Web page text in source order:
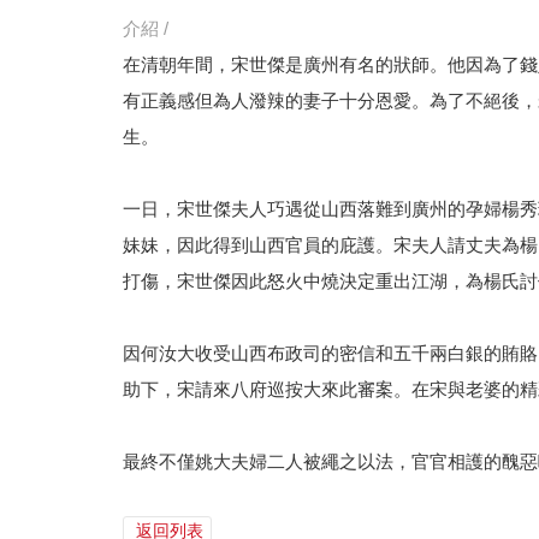
介紹 /
在清朝年間，宋世傑是廣州有名的狀師。他因為了
有正義感但為人潑辣的妻子十分恩愛。為了不絕後
生。
一日，宋世傑夫人巧遇從山西落難到廣州的孕婦楊
妹妹，因此得到山西官員的庇護。宋夫人請丈夫為
打傷，宋世傑因此怒火中燒決定重出江湖，為楊氏
因何汝大收受山西布政司的密信和五千兩白銀的賄
助下，宋請來八府巡按大來此審案。在宋與老婆的
最終不僅姚大夫婦二人被繩之以法，官官相護的醜
返回列表